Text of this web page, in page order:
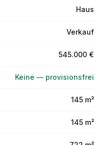
Haus
Verkauf
545.000 €
Keine — provisionsfrei
145 m²
145 m²